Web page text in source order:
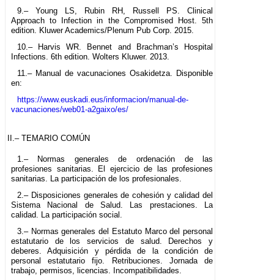
9.– Young LS, Rubin RH, Russell PS. Clinical
Approach to Infection in the Compromised Host. 5th
edition. Kluwer Academics/Plenum Pub Corp. 2015.
10.– Harvis WR. Bennet and Brachman’s Hospital
Infections. 6th edition. Wolters Kluwer. 2013.
11.– Manual de vacunaciones Osakidetza. Disponible
en:
https://www.euskadi.eus/informacion/manual-de-
vacunaciones/web01-a2gaixo/es/
II.– TEMARIO COMÚN
1.– Normas generales de ordenación de las
profesiones sanitarias. El ejercicio de las profesiones
sanitarias. La participación de los profesionales.
2.– Disposiciones generales de cohesión y calidad del
Sistema Nacional de Salud. Las prestaciones. La
calidad. La participación social.
3.– Normas generales del Estatuto Marco del personal
estatutario de los servicios de salud. Derechos y
deberes. Adquisición y pérdida de la condición de
personal estatutario fijo. Retribuciones. Jornada de
trabajo, permisos, licencias. Incompatibilidades.